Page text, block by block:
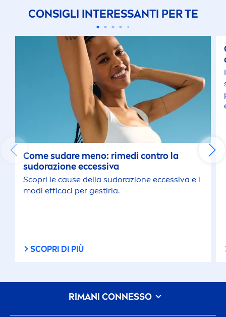
CONSIGLI INTERESSANTI PER TE
Come sudare meno: rimedi contro la
sudorazione eccessiva
Scopri le cause della sudorazione eccessiva e i
modi efficaci per gestirla.
SCOPRI DI PIÙ
RIMANI CONNESSO